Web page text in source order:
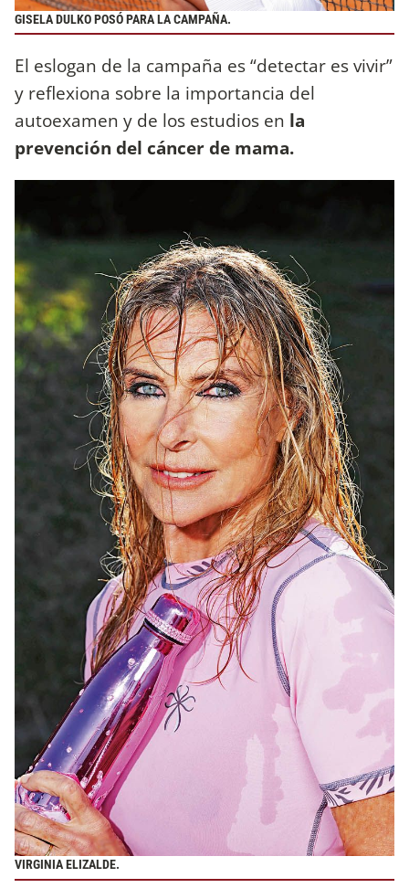
GISELA DULKO POSÓ PARA LA CAMPAÑA.
El eslogan de la campaña es “detectar es vivir”
y reflexiona sobre la importancia del
autoexamen y de los estudios en la
prevención del cáncer de mama.
VIRGINIA ELIZALDE.